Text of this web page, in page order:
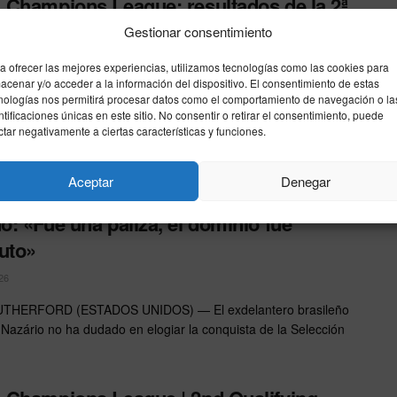
Gestionar consentimiento
ofrecer las mejores experiencias, utilizamos tecnologías como las cookies para
y/o acceder a la información del dispositivo. El consentimiento de estas
nos permitirá procesar datos como el comportamiento de navegación o
únicas en este sitio. No consentir o retirar el consentimiento, puede
negativamente a ciertas características y funciones.
Aceptar Denegar
clasificación (22/07/2026)
con todos los marcadores de la 2ª ronda de clasificación de la
League del 22 de julio ...
se rinde a la España campeona del
«Fue una paliza, el dominio fue
(ESTADOS UNIDOS) — El exdelantero brasileño
no ha dudado en elogiar la conquista de la Selección